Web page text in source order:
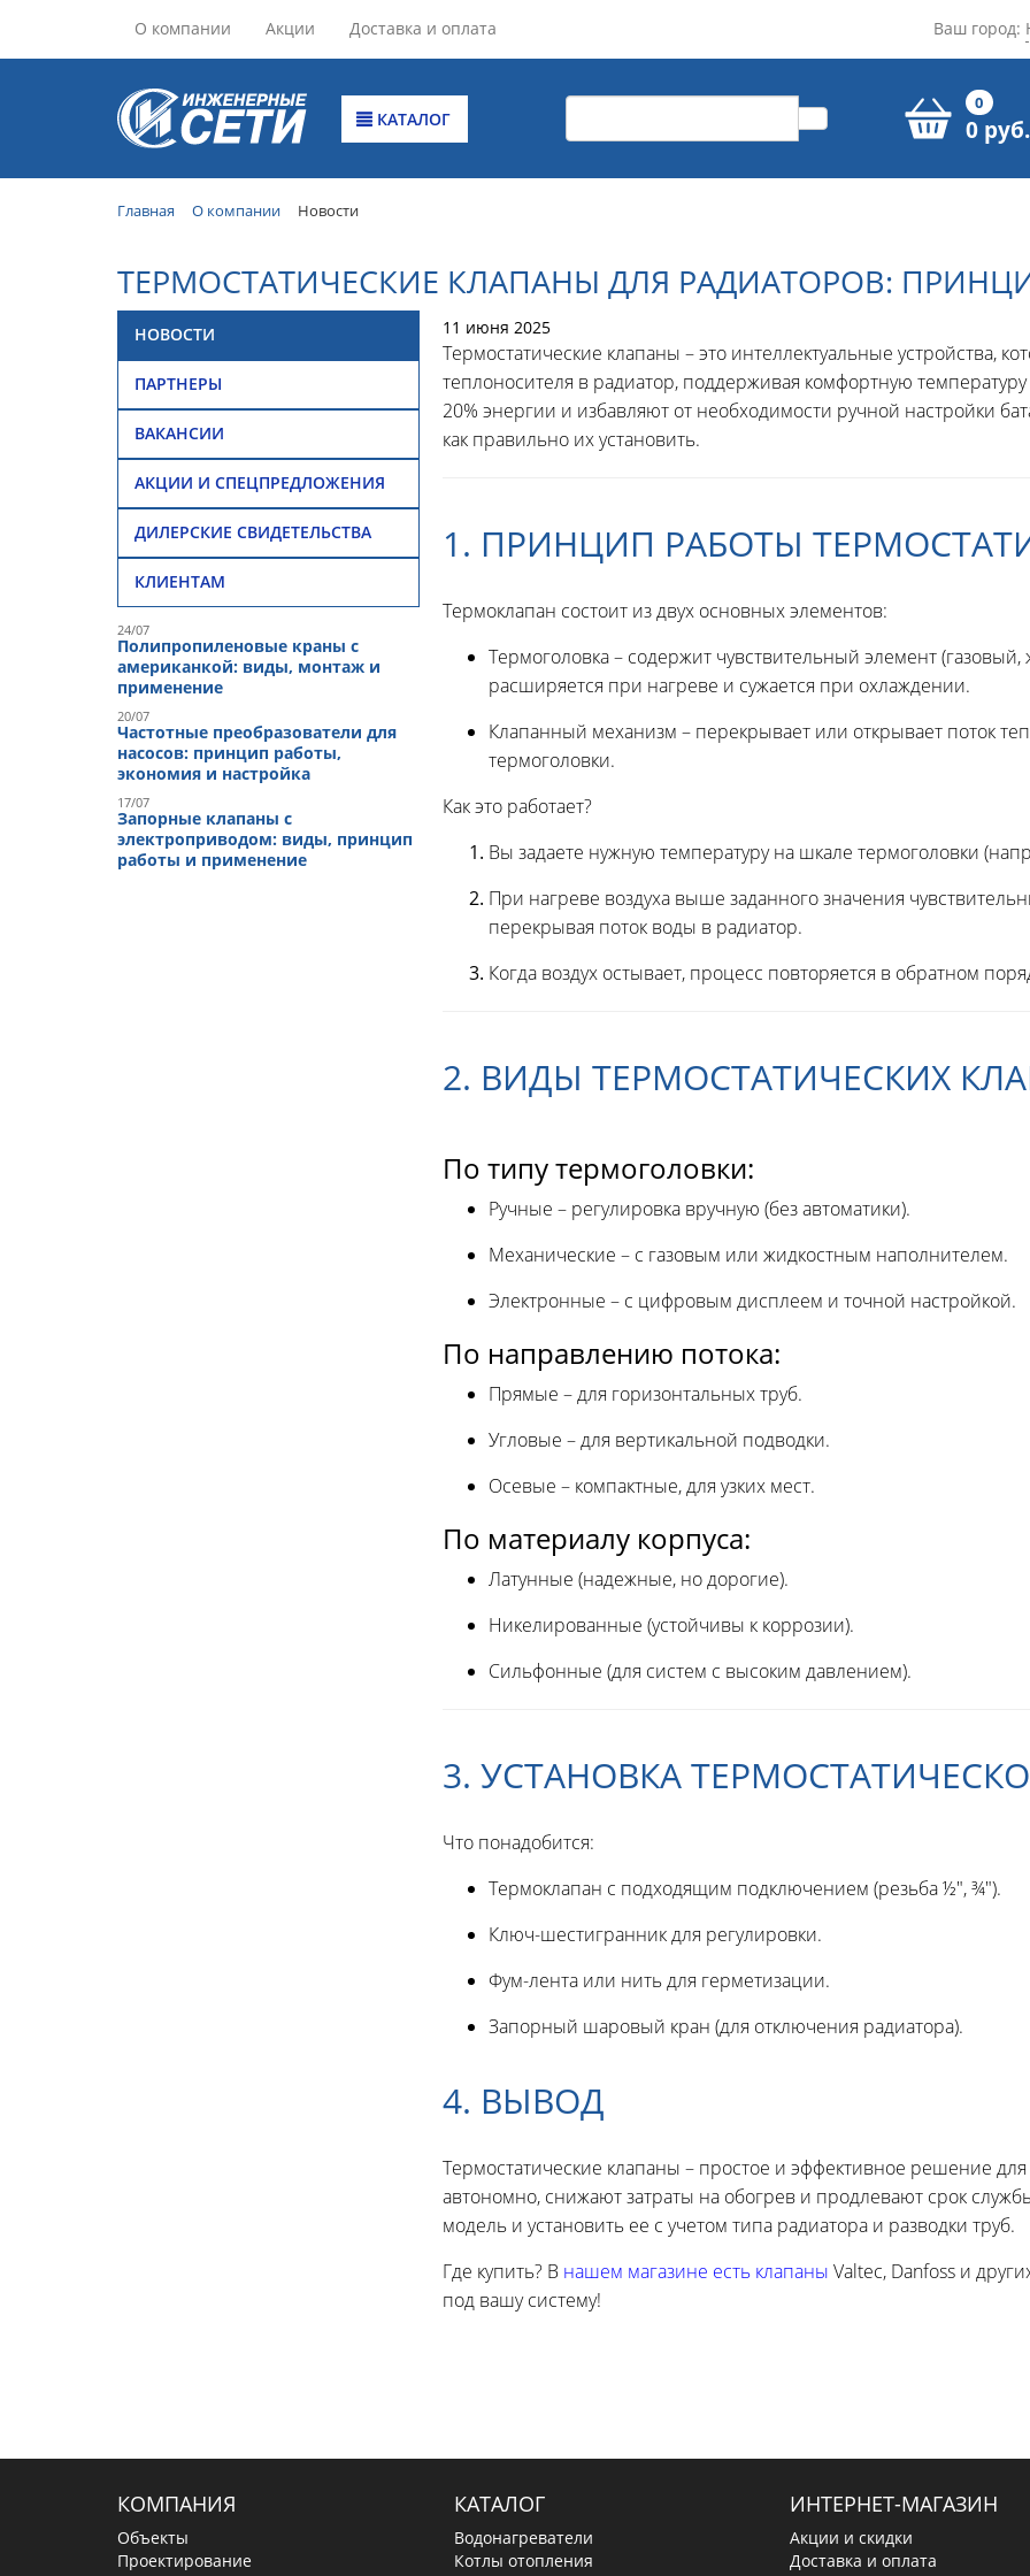
О компании Акции Доставка и оплата Ваш город:
КАТАЛОГ
0
0 руб.
Главная О компании Новости
ТЕРМОСТАТИЧЕСКИЕ КЛАПАНЫ ДЛЯ РАДИАТОРОВ:
НОВОСТИ
ПАРТНЕРЫ
ВАКАНСИИ
АКЦИИ И СПЕЦПРЕДЛОЖЕНИЯ
ДИЛЕРСКИЕ СВИДЕТЕЛЬСТВА
КЛИЕНТАМ
24/07
Полипропиленовые краны с
американкой: виды, монтаж и
применение
20/07
Частотные преобразователи для
насосов: принцип работы,
экономия и настройка
17/07
Запорные клапаны с
электроприводом: виды, принцип
работы и применение
11 июня 2025
Термостатические клапаны – это интеллектуальные устройства,
теплоносителя в радиатор, поддерживая комфортную
20% энергии и избавляют от необходимости ручной настройки
как правильно их установить.
1. ПРИНЦИП РАБОТЫ
Термоклапан состоит из двух основных элементов:
Термоголовка – содержит чувствительный элемент
расширяется при нагреве и сужается при охлаждении.
Клапанный механизм – перекрывает или открывает поток
термоголовки.
Как это работает?
Вы задаете нужную температуру на шкале термоголовки
При нагреве воздуха выше заданного значения
перекрывая поток воды в радиатор.
Когда воздух остывает, процесс повторяется в обратном
2. ВИДЫ ТЕРМОСТАТИЧЕСКИХ
По типу термоголовки:
Ручные – регулировка вручную (без автоматики).
Механические – с газовым или жидкостным наполнителем.
Электронные – с цифровым дисплеем и точной настройкой.
По направлению потока:
Прямые – для горизонтальных труб.
Угловые – для вертикальной подводки.
Осевые – компактные, для узких мест.
По материалу корпуса:
Латунные (надежные, но дорогие).
Никелированные (устойчивы к коррозии).
Сильфонные (для систем с высоким давлением).
3. УСТАНОВКА
Что понадобится:
Термоклапан с подходящим подключением (резьба ½", ¾").
Ключ-шестигранник для регулировки.
Фум-лента или нить для герметизации.
Запорный шаровый кран (для отключения радиатора).
4. ВЫВОД
Термостатические клапаны – простое и эффективное решение
автономно, снижают затраты на обогрев и продлевают срок
модель и установить ее с учетом типа радиатора и разводки труб.
Где купить? В нашем магазине есть клапаны Valtec, Danfoss и
под вашу систему!
КОМПАНИЯ
Объекты
Проектирование
КАТАЛОГ
Водонагреватели
Котлы отопления
ИНТЕРНЕТ-МАГАЗИН
Акции и скидки
Доставка и оплата